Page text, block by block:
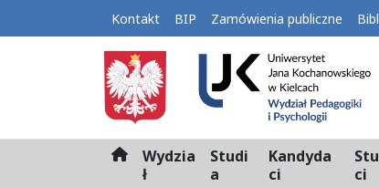
Kontakt BIP Zamówienia publiczne
H
Wydzia
ł
Studi
a
Kandyda
ci
ci